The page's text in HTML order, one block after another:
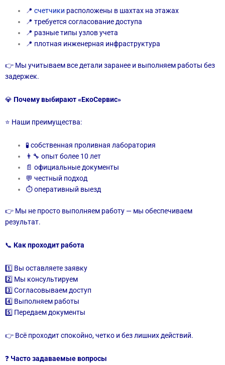
📍счетчики расположены в шахтах на этажах
📍 требуется согласование доступа
📍 разные типы узлов учета
📍 плотная инженерная инфраструктура
👉 Мы учитываем все детали заранее и выполняем работы без
задержек.
💎 Почему выбирают «ЕкоСервис»
⭐ Наши преимущества:
🧪 собственная проливная лаборатория
👨‍🔧 опыт более 10 лет
📄 официальные документы
💬 честный подход
⏱ оперативный выезд
👉 Мы не просто выполняем работу — мы обеспечиваем
результат.
📞 Как проходит работа
1️⃣ Вы оставляете заявку
2️⃣ Мы консультируем
3️⃣ Согласовываем доступ
4️⃣ Выполняем работы
5️⃣ Передаем документы
👉 Всё проходит спокойно, четко и без лишних действий.
❓ Часто задаваемые вопросы